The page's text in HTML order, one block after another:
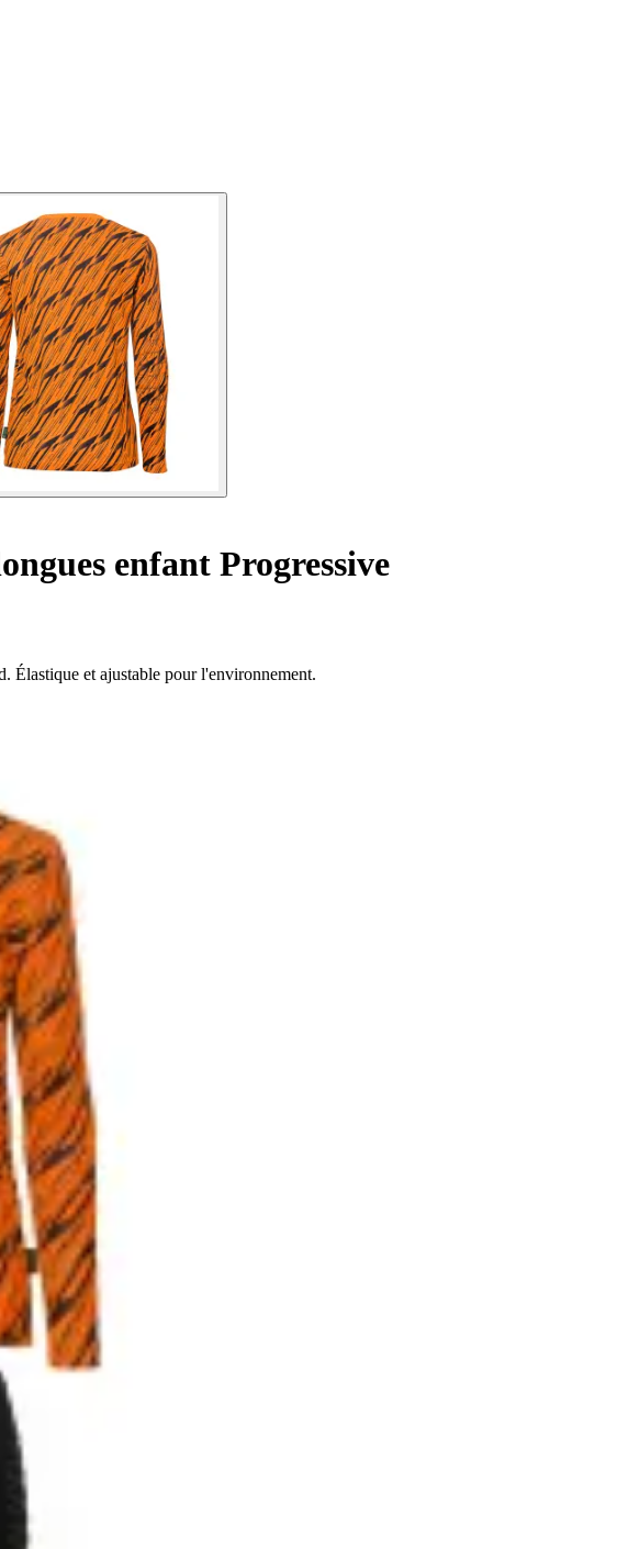
enfant Progressive
Élastique et ajustable pour l'environnement.